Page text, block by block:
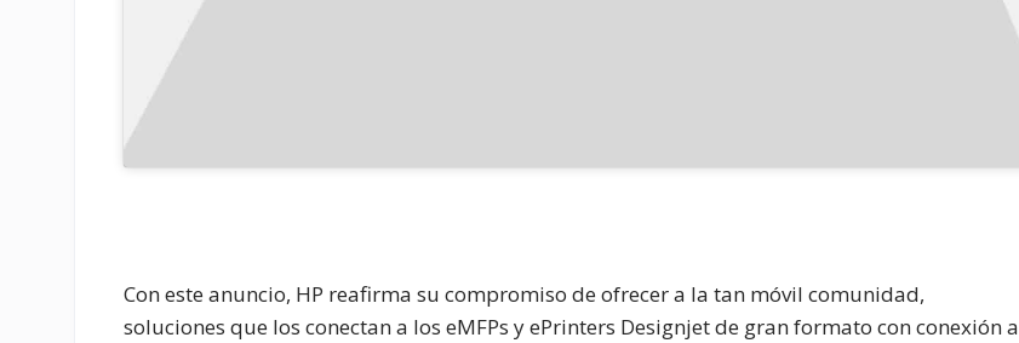
Con este anuncio, HP reafirma su compromiso de ofrecer a la tan móvil comunidad,
soluciones que los conectan a los eMFPs y ePrinters Designjet de gran formato con conexión a